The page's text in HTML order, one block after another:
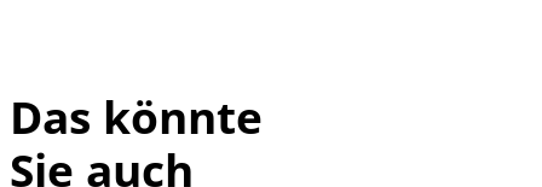
Das könnte
Sie auch